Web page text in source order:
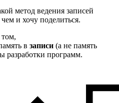
метод ведения записей
и хочу поделиться.
том,
в записи (а не память
разработки программ.